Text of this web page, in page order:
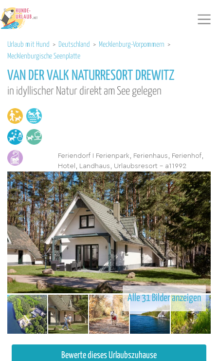
Urlaub mit Hund > Deutschland > Mecklenburg-Vorpommern >
Mecklenburgische Seenplatte
VAN DER VALK NATURRESORT DREWITZ
in idyllischer Natur direkt am See gelegen
Feriendorf I Ferienpark, Ferienhaus, Ferienhof,
Hotel, Landhaus, Urlaubsresort - a11992
Alle 31 Bilder anzeigen
Bewerte dieses Urlaubszuhause